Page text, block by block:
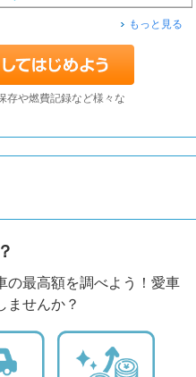
もっと見る
存や燃費記録など様々な
の最高額を調べよう！愛車
ませんか？